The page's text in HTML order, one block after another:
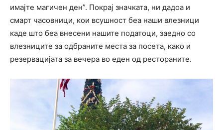
имајте магичен ден”. Покрај значката, ни дадоа и
смарт часовници, кои всушност беа наши влезници
каде што беа внесени нашите податоци, заедно со
влезниците за одбраните места за посета, како и
резервацијата за вечера во еден од рестораните.